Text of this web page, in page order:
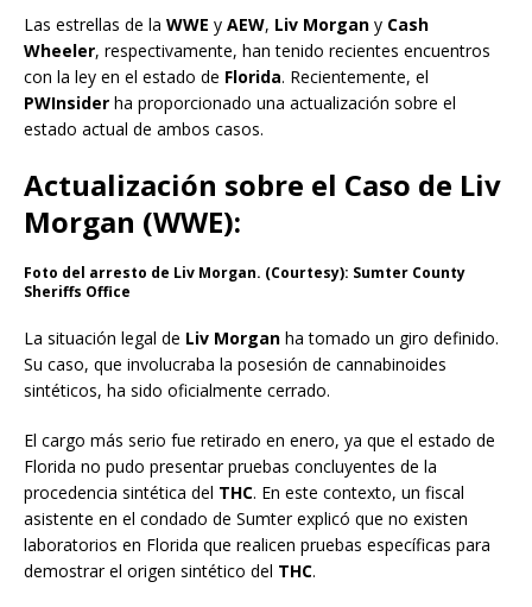
Las estrellas de la WWE y AEW, Liv Morgan y Cash
Wheeler, respectivamente, han tenido recientes encuentros
con la ley en el estado de Florida. Recientemente, el
PWInsider ha proporcionado una actualización sobre el
estado actual de ambos casos.
Actualización sobre el Caso de Liv
Morgan (WWE):
Foto del arresto de Liv Morgan. (Courtesy): Sumter County
Sheriffs Office
La situación legal de Liv Morgan ha tomado un giro definido.
Su caso, que involucraba la posesión de cannabinoides
sintéticos, ha sido oficialmente cerrado.
El cargo más serio fue retirado en enero, ya que el estado de
Florida no pudo presentar pruebas concluyentes de la
procedencia sintética del THC. En este contexto, un fiscal
asistente en el condado de Sumter explicó que no existen
laboratorios en Florida que realicen pruebas específicas para
demostrar el origen sintético del THC.